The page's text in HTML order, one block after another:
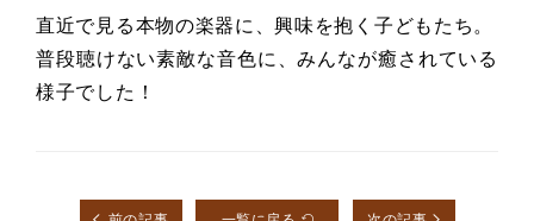
直近で見る本物の楽器に、興味を抱く子どもたち。
普段聴けない素敵な音色に、みんなが癒されている
様子でした！